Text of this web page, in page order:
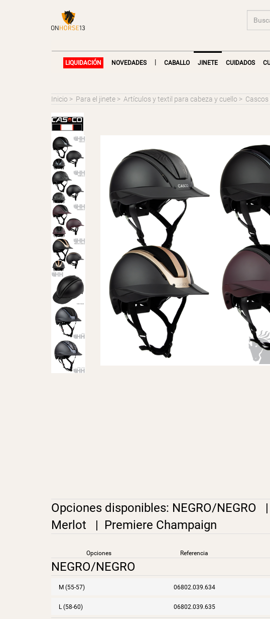
LIQUIDACIÓN NOVEDADES | CABALLO JINETE CUIDADOS
Inicio > Para el jinete > Artículos y textil para cabeza y cuello >
Opciones disponibles: NEGRO/NEGRO |
Merlot | Premiere Champaign
Opciones Referencia
NEGRO/NEGRO
M (55-57) 06802.039.634
L (58-60) 06802.039.635